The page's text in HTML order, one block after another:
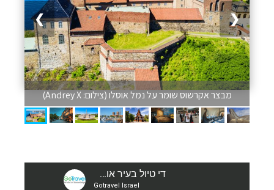
❯ ❮
מבצר אקרשוס שומר על נמל אוסלו (צילום: Andrey X)